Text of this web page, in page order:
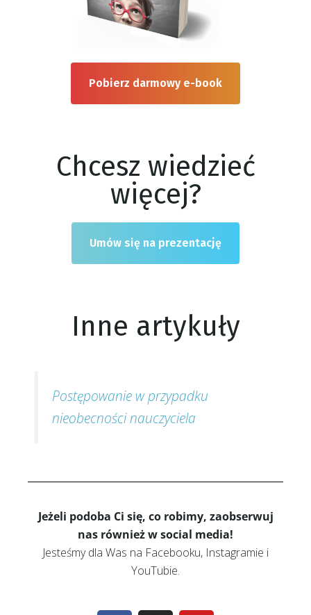
Pobierz darmowy e-book
Chcesz wiedzieć
więcej?
Umów się na prezentację
Inne artykuły
Postępowanie w przypadku
nieobecności nauczyciela
Jeżeli podoba Ci się, co robimy, zaobserwuj
nas również w social media!
Jesteśmy dla Was na Facebooku, Instagramie i
YouTubie.